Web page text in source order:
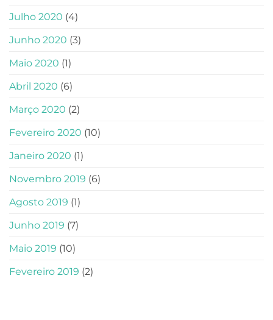
Julho 2020 (4)
Junho 2020 (3)
Maio 2020 (1)
Abril 2020 (6)
Março 2020 (2)
Fevereiro 2020 (10)
Janeiro 2020 (1)
Novembro 2019 (6)
Agosto 2019 (1)
Junho 2019 (7)
Maio 2019 (10)
Fevereiro 2019 (2)